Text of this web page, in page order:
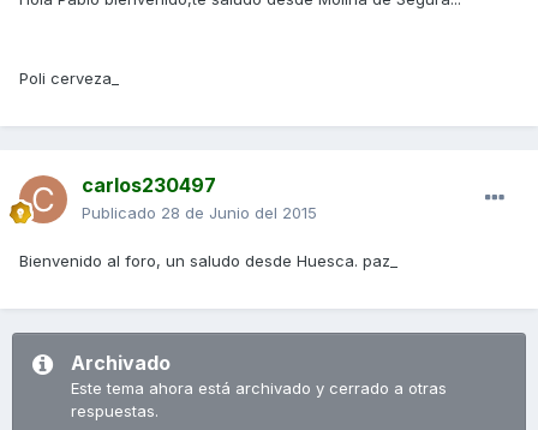
Poli cerveza_
carlos230497
Publicado 28 de Junio del 2015
Bienvenido al foro, un saludo desde Huesca. paz_
Archivado
Este tema ahora está archivado y cerrado a otras
respuestas.